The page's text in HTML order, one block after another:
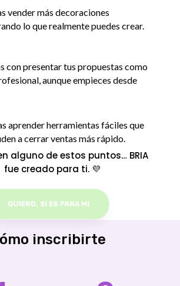
vender más decoraciones
lo que realmente puedes crear.
con presentar tus propuestas como
aunque empieces desde
aprender herramientas fáciles que
a cerrar ventas más rápido.
alguno de estos puntos… BRIA
fue creado para ti. 💜
QUIERO, SI ES PARA MI
inscribirte